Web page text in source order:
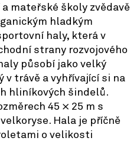
mateřské školy zvědavě
hladkým
haly, která v
strany rozvojového
působí jako velký
v trávě a vyhřívající si na
hliníkových šindelů.
45 × 25 m s
Hala je příčně
o velikosti